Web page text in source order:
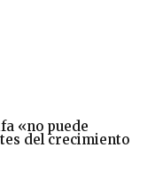
«no puede
del crecimiento